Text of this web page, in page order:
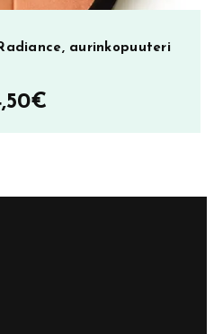
aurinkopuuteri
€